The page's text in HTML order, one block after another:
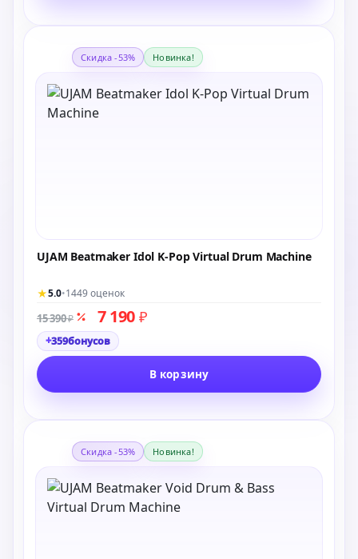
Скидка -53% Новинка!
UJAM Beatmaker Idol K-Pop Virtual Drum Machine
★5.0•1449 оценок
15 390₽ 7 190 ₽
+359бонусов
В корзину
Скидка -53% Новинка!